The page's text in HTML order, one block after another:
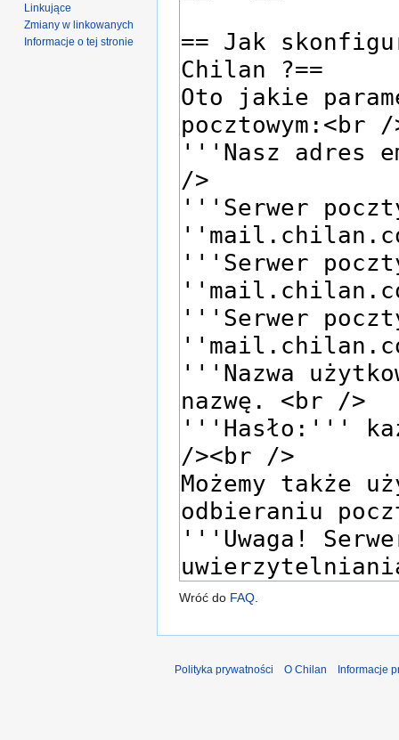
Wróć do FAQ
Linkujące
Zmiany w linkowanych
Informacje o tej stronie
Polityka prywatności O Chilan Informacje